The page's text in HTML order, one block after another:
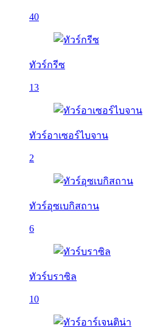
40
ทัวร์กรีซ
13
ทัวร์อาเซอร์ไบจาน
2
ทัวร์อุซเบกิสถาน
6
ทัวร์บราซิล
10